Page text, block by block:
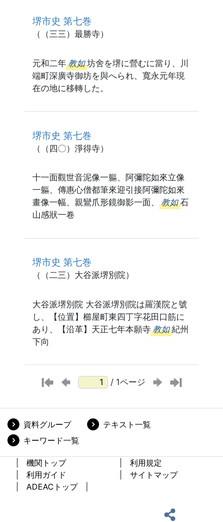
堺市史 第七巻
（（三三）最勝寺）
元和二年 教如 坊舍を堺に營むに當り、川
端町深廣寺御坊を與へられ、寬永元年現
在の地に移轉した。
堺市史 第七巻
（（四〇）淨得寺）
十一面觀世音泥像一軀、阿彌陀如來立像
一軀、傳惠心僧都筆來迎引接阿彌陀如來
畫像一幅、親鸞爪形鏡御影一面、 教如 石
山感狀一卷
堺市史 第七巻
（（二三）大谷派堺別院）
大谷派堺別院 大谷派堺別院は羅漢院と號
し、【位置】櫛屋町東四丁字花田口筋に
あり、【沿革】天正七年本願寺 教如 紀州
下向
/ 1ページ
資料グループ
テキスト一覧
キーワード一覧
機関トップ
利用規定
利用ガイド
サイトマップ
ADEACトップ